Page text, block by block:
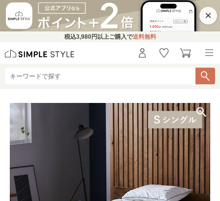
×
税込3,980円 以上ご購入で送料無料